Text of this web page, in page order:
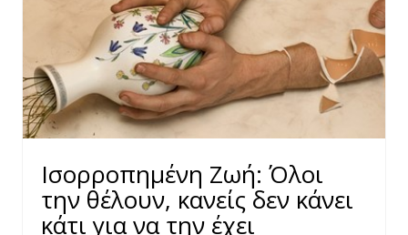
Ισορροπημένη Ζωή: Όλοι
την θέλουν, κανείς δεν κάνει
κάτι για να την έχει